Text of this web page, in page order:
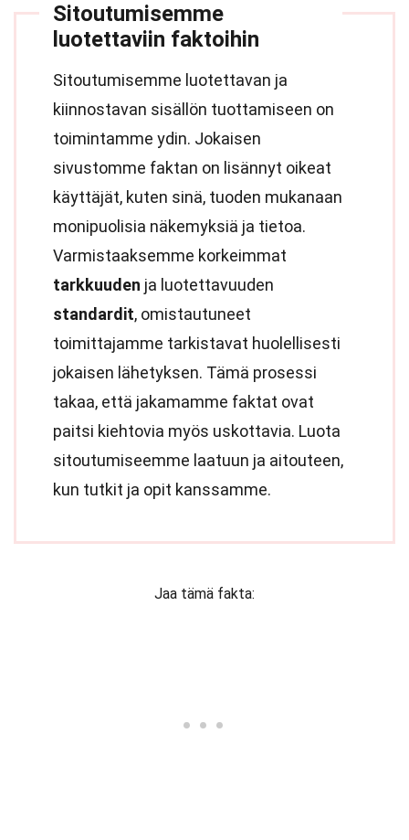
Sitoutumisemme
luotettaviin faktoihin
Sitoutumisemme luotettavan ja
kiinnostavan sisällön tuottamiseen on
toimintamme ydin. Jokaisen
sivustomme faktan on lisännyt oikeat
käyttäjät, kuten sinä, tuoden mukanaan
monipuolisia näkemyksiä ja tietoa.
Varmistaaksemme korkeimmat
tarkkuuden ja luotettavuuden
standardit, omistautuneet
toimittajamme tarkistavat huolellisesti
jokaisen lähetyksen. Tämä prosessi
takaa, että jakamamme faktat ovat
paitsi kiehtovia myös uskottavia. Luota
sitoutumiseemme laatuun ja aitouteen,
kun tutkit ja opit kanssamme.
Jaa tämä fakta: